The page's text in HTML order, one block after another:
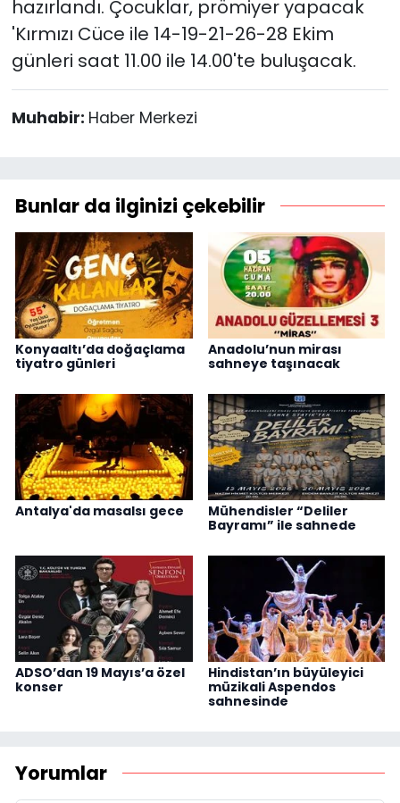
hazırlandı. Çocuklar, prömiyer yapacak
'Kırmızı Cüce ile 14-19-21-26-28 Ekim
günleri saat 11.00 ile 14.00'te buluşacak.
Muhabir: Haber Merkezi
Bunlar da ilginizi çekebilir
Konyaaltı’da doğaçlama
tiyatro günleri
Anadolu’nun mirası
sahneye taşınacak
Antalya'da masalsı gece
Mühendisler “Deliler
Bayramı” ile sahnede
ADSO’dan 19 Mayıs’a özel
konser
Hindistan’ın büyüleyici
müzikali Aspendos
sahnesinde
Yorumlar